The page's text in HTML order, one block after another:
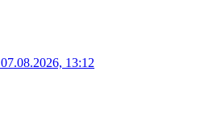
07.08.2026, 13:12